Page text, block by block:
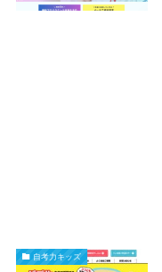
自考力キッズ